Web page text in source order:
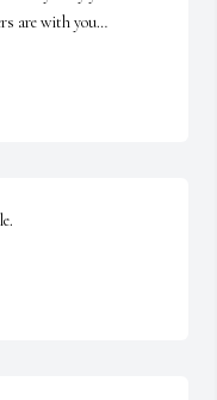
are with you…